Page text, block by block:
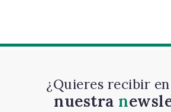
¿Quieres recibir
nuestra